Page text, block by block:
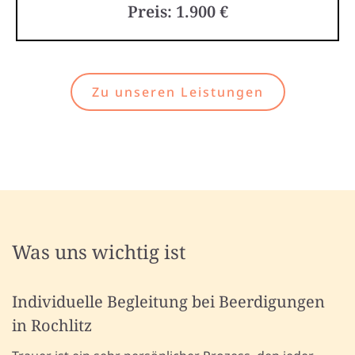
Preis: 1.900 €
Zu unseren Leistungen
Was uns wichtig ist
Individuelle Begleitung bei Beerdigungen
in Rochlitz